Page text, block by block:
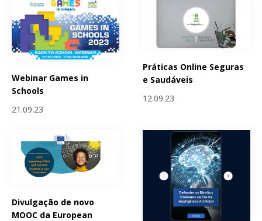
Webinar Games in
Schools
21.09.23
Práticas Online Seguras
e Saudáveis
12.09.23
Divulgação de novo
MOOC da European
Páginas